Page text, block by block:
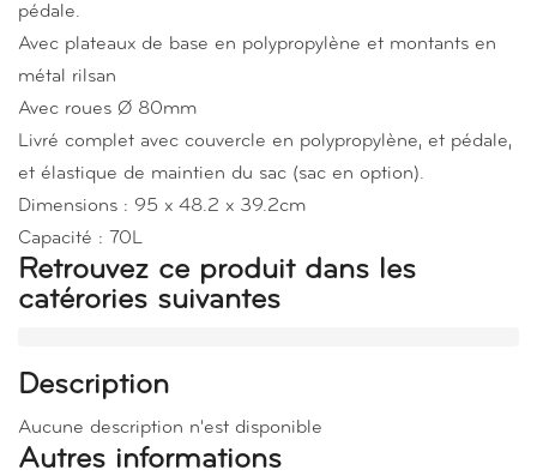
pédale.
Avec plateaux de base en polypropylène et montants en
métal rilsan
Avec roues Ø 80mm
Livré complet avec couvercle en polypropylène, et pédale,
et élastique de maintien du sac (sac en option).
Dimensions : 95 x 48.2 x 39.2cm
Capacité : 70L
Retrouvez ce produit dans les
catérories suivantes
Description
Aucune description n'est disponible
Autres informations